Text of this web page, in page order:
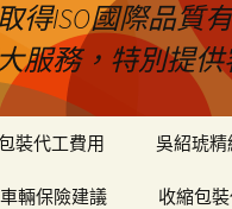
得ISO國際品
服務，特別提
裝代工費用 吳紹琥
輛保險建議 收縮包